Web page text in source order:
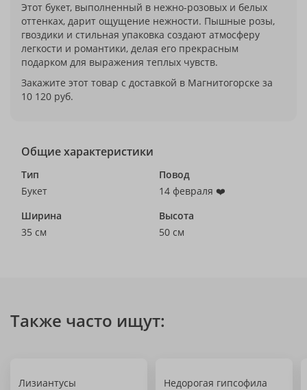
Этот букет, выполненный в нежно-розовых и белых
оттенках, дарит ощущение нежности. Пышные розы,
гвоздики и стильная упаковка создают атмосферу
легкости и романтики, делая его прекрасным
подарком для выражения теплых чувств.
Закажите этот товар с доставкой в Магнитогорске за
10 120 руб.
Общие характеристики
Тип
Букет
Повод
14 февраля ❤️
Ширина
35 см
Высота
50 см
Также часто ищут:
Лизиантусы Недорогая гипсофила